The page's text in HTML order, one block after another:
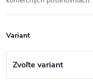
Variant